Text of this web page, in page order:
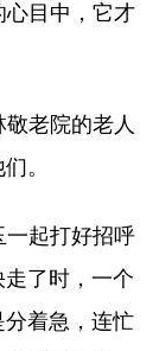
目中，它才
老院的老人
。
起打好招呼
了时，一个
着急，连忙